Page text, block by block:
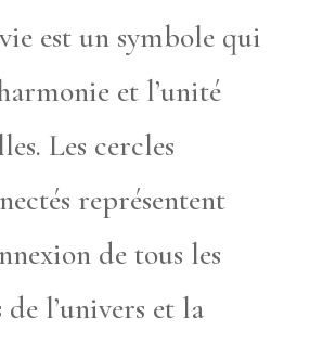
est un symbole qui
et l’unité
Les cercles
représentent
de tous les
de l’univers et la